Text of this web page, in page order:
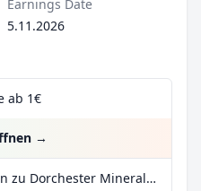
Earnings Date
5.11.2026
ab 1€
→
Mehr Fundamentaldaten zu Dorchester Minerals LP bei Parqet